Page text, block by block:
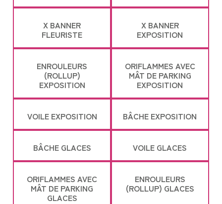
X BANNER
FLEURISTE
X BANNER
EXPOSITION
ENROULEURS
(ROLLUP)
EXPOSITION
ORIFLAMMES AVEC
MÂT DE PARKING
EXPOSITION
VOILE EXPOSITION BÂCHE EXPOSITION
BÂCHE GLACES VOILE GLACES
ORIFLAMMES AVEC
MÂT DE PARKING
GLACES
ENROULEURS
(ROLLUP) GLACES